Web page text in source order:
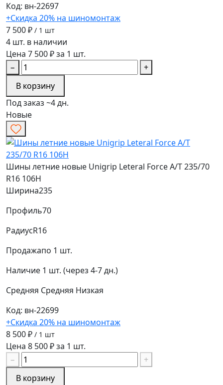
Код: вн-22697
+Скидка 20% на шиномонтаж
7 500 ₽ / 1 шт
4 шт. в наличии
Цена 7 500 ₽ за 1 шт.
−
+
В корзину
Под заказ ~4 дн.
Новые
Шины летние новые Unigrip Leteral Force A/T 235/70
R16 106H
Ширина235
Профиль70
РадиусR16
Продажапо 1 шт.
Наличие 1 шт. (через 4-7 дн.)
Средняя Средняя Низкая
Код: вн-22699
+Скидка 20% на шиномонтаж
8 500 ₽ / 1 шт
Цена 8 500 ₽ за 1 шт.
−
+
В корзину